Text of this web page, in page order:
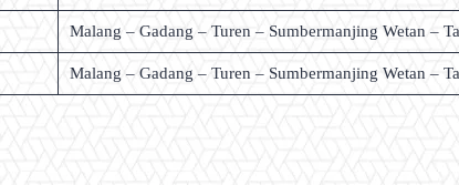
Malang – Gadang – Turen – Sumbermanjing Wetan –
Malang – Gadang – Turen – Sumbermanjing Wetan –